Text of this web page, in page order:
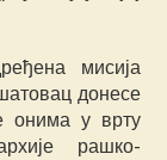
мисија
донесе
онима у врту
рашко-